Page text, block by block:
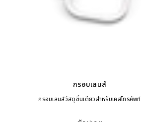
กรอบเลนส์
กรอบเลนส์วัสดุชิ้นเดียวสำหรับเคสโทรศัพท์